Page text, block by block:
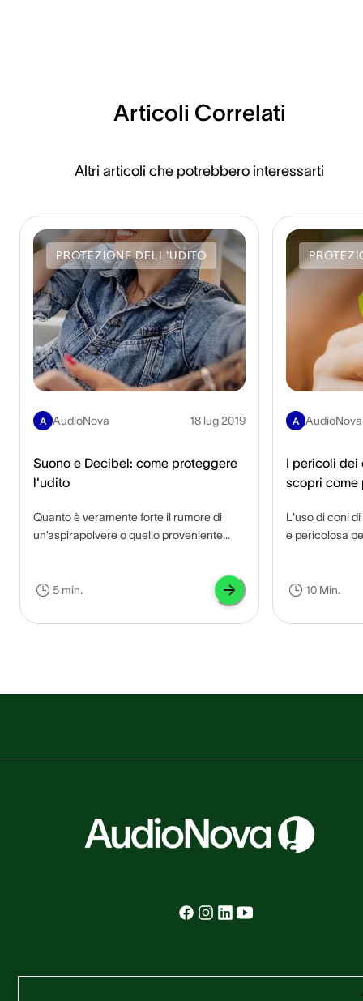
Articoli Correlati
Altri articoli che potrebbero interessarti
PROTEZIONE DELL'UDITO
A AudioNova 18 lug 2019
Suono e Decibel: come proteggere
l'udito
Quanto è veramente forte il rumore di
un’aspirapolvere o quello proveniente
intensità i rumori sono dannosi per
l’orecchio dell’uomo? Qui potete trovare
tutte le principali informazioni.
5 min.
A AudioNova
I pericoli dei
scopri come
L'uso di coni
e pericolosa
pratica fa più
pratica, quali
10 Min.